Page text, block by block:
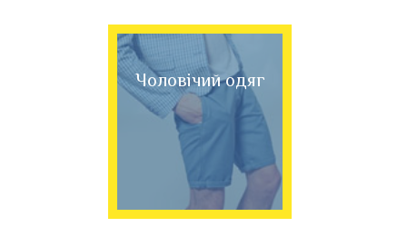
Чоловічий одяг